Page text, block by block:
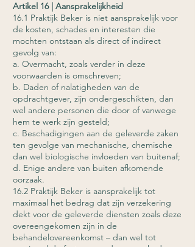
Artikel 16 | Aansprakelijkheid
16.1 Praktijk Beker is niet aansprakelijk voor
de kosten, schades en interesten die
mochten ontstaan als direct of indirect
gevolg van:
a. Overmacht, zoals verder in deze
voorwaarden is omschreven;
b. Daden of nalatigheden van de
opdrachtgever, zijn ondergeschikten, dan
wel andere personen die door of vanwege
hem te werk zijn gesteld;
c. Beschadigingen aan de geleverde zaken
ten gevolge van mechanische, chemische
dan wel biologische invloeden van buitenaf;
d. Enige andere van buiten afkomende
oorzaak.
16.2 Praktijk Beker is aansprakelijk tot
maximaal het bedrag dat zijn verzekering
dekt voor de geleverde diensten zoals deze
overeengekomen zijn in de
behandelovereenkomst – dan wel tot